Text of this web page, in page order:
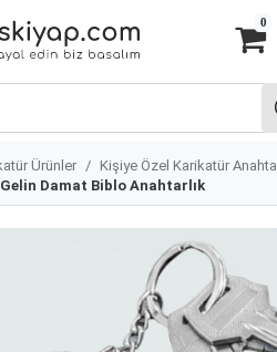
0
Ürünler
Kişiye Özel Karikatür
Damat Biblo Anahtarlık